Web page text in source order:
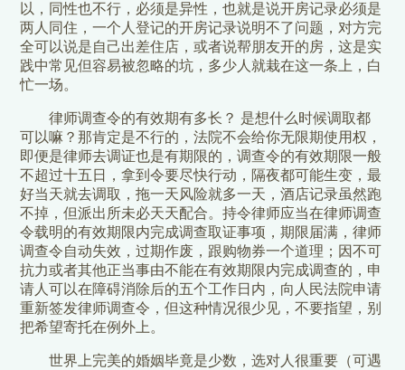
以，同性也不行，必须是异性，也就是说开房记录必须是
两人同住，一个人登记的开房记录说明不了问题，对方完
全可以说是自己出差住店，或者说帮朋友开的房，这是实
践中常见但容易被忽略的坑，多少人就栽在这一条上，白
忙一场。
律师调查令的有效期有多长？ 是想什么时候调取都
可以嘛？那肯定是不行的，法院不会给你无限期使用权，
即便是律师去调证也是有期限的，调查令的有效期限一般
不超过十五日，拿到令要尽快行动，隔夜都可能生变，最
好当天就去调取，拖一天风险就多一天，酒店记录虽然跑
不掉，但派出所未必天天配合。持令律师应当在律师调查
令载明的有效期限内完成调查取证事项，期限届满，律师
调查令自动失效，过期作废，跟购物券一个道理；因不可
抗力或者其他正当事由不能在有效期限内完成调查的，申
请人可以在障碍消除后的五个工作日内，向人民法院申请
重新签发律师调查令，但这种情况很少见，不要指望，别
把希望寄托在例外上。
世界上完美的婚姻毕竟是少数，选对人很重要（可遇